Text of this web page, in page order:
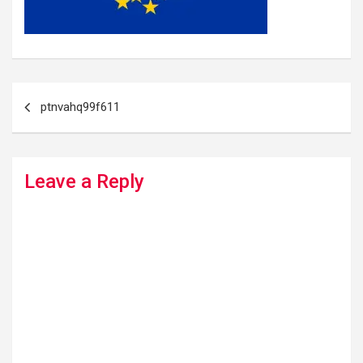
navigation
ptnvahq99f611
Leave a Reply